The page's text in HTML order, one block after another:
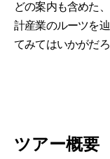
どの案内も含めた
計産業のルーツを
てみてはいかがだろ
ツアー概要